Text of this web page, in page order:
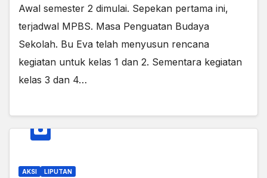
Awal semester 2 dimulai. Sepekan pertama ini,
terjadwal MPBS. Masa Penguatan Budaya
Sekolah. Bu Eva telah menyusun rencana
kegiatan untuk kelas 1 dan 2. Sementara kegiatan
kelas 3 dan 4…
AKSI LIPUTAN